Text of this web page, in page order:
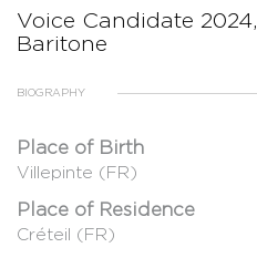
Voice Candidate 2024,
Baritone
BIOGRAPHY
Place of Birth
Villepinte (FR)
Place of Residence
Créteil (FR)